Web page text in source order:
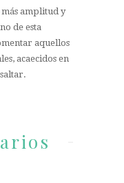
amplitud y
de esta
aquellos
acaecidos en